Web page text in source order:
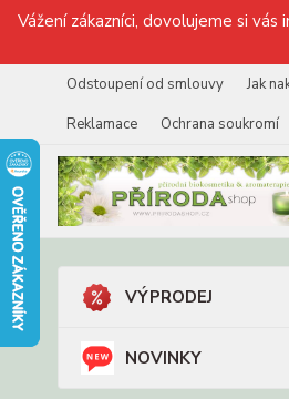
Vážení zákazníci, dovolujeme si
Odstoupení od smlouvy Jak
Reklamace
Ochrana soukromí
VÝPRODEJ
NOVINKY